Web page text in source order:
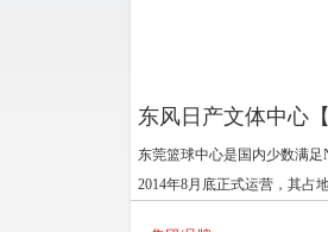
东风日产文体中心
东莞篮球中心是国内少数满
2014年8月底正式运营，其占